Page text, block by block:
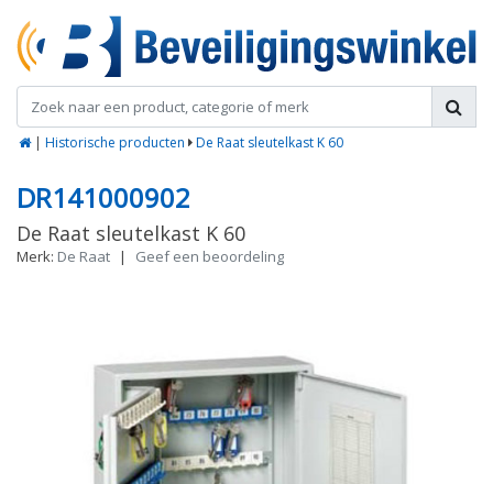
| Historische producten De Raat sleutelkast K 60
DR141000902
De Raat sleutelkast K 60
Merk: De Raat | Geef een beoordeling